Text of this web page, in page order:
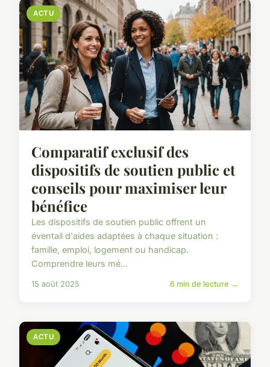
ACTU
Comparatif exclusif des
dispositifs de soutien public et
conseils pour maximiser leur
bénéfice
Les dispositifs de soutien public offrent un
éventail d'aides adaptées à chaque situation :
famille, emploi, logement ou handicap.
Comprendre leurs mé...
15 août 2025 6 min de lecture →
ACTU